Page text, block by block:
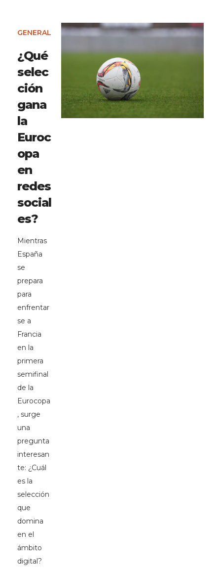
GENERAL
¿Qué
selec
ción
gana
la
Euroc
opa
en
redes
social
es?
Mientras
España
se
prepara
para
enfrentar
se a
Francia
en la
primera
semifinal
de la
Eurocopa
, surge
una
pregunta
interesan
te: ¿Cuál
es la
selección
que
domina
en el
ámbito
digital?